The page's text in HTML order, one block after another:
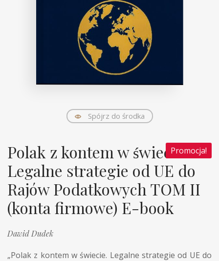
Spójrz do środka
Promocja!
Polak z kontem w świecie.
Legalne strategie od UE do
Rajów Podatkowych TOM II
(konta firmowe) E-book
Dawid Dudek
„Polak z kontem w świecie. Legalne strategie od UE do